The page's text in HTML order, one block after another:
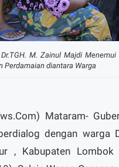
M. Zainul Majdi
Perdamaian diantara Warga
Mataram-
dengan warga
, Kabupaten